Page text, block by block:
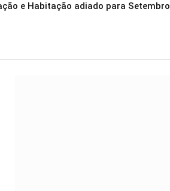
e Habitação adiado para Setembro